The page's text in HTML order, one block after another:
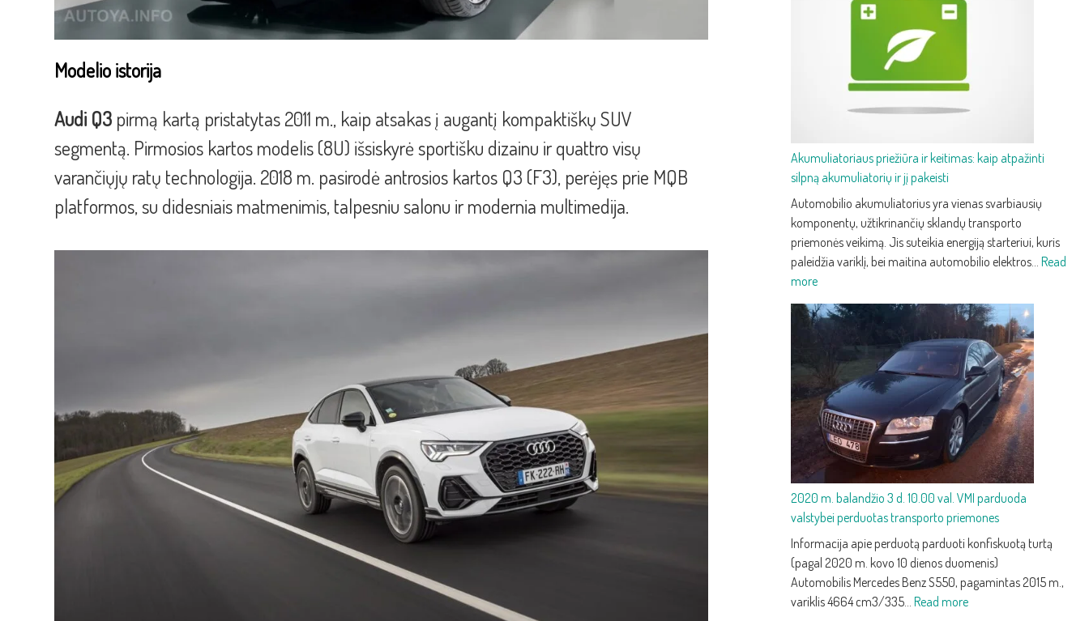
Modelio istorija
Audi Q3 pirmą kartą pristatytas 2011 m., kaip atsakas į augantį kompaktiškų SUV
segmentą. Pirmosios kartos modelis (8U) išsiskyrė sportišku dizainu ir quattro visų
varančiųjų ratų technologija. 2018 m. pasirodė antrosios kartos Q3 (F3), perėjęs prie MQB
platformos, su didesniais matmenimis, talpesniu salonu ir modernia multimedija.
efektyvumu
Akumuliatoriaus priežiūra ir keitimas: kaip atpažinti
silpną akumuliatorių ir jį pakeisti
Automobilio akumuliatorius yra vienas svarbiausių
komponentų, užtikrinančių sklandų transporto
priemonės veikimą. Jis suteikia energiją starteriui, kuris
paleidžia variklį, bei maitina automobilio elektros… Read
more:
Akumuliatoriaus
priežiūra
keitimas:
kaip
atpažinti
silpną
akumuliatorių
jį
pakeisti
2020 m. balandžio 3 d. 10.00 val. VMI parduoda
valstybei perduotas transporto priemones
Informacija apie perduotą parduoti konfiskuotą turtą
(pagal 2020 m. kovo 10 dienos duomenis)
Automobilis Mercedes Benz S550, pagamintas 2015 m.,
variklis 4664 cm3/335… Read more: